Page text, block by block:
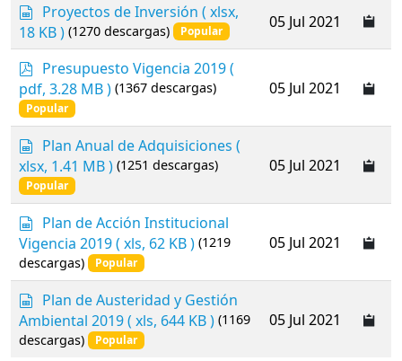
p
r
e
a
d
s
e
e
t
Proyectos de Inversión ( xlsx,
18 KB ) (1270 descargas) Popular 05 Jul 2021
p
d
f
Presupuesto Vigencia 2019(
pdf, 3.28 MB ) (1367 descargas)
Popular
05 Jul 2021
p
r
e
a
d
s
h
e
e
t
Plan Anual de Adquisiciones (
xlsx, 1.41 MB ) (1251 descargas)
Popular
05 Jul 2021
p
r
e
a
d
s
h
Plan de Acción Institucional
Vigencia 2019( xls, 62 KB ) (1219
descargas)
Popular
05 Jul 2021
p
r
e
Plan de Austeridad y Gestión
Ambiental 2019( xls, 644 KB ) (1169
descargas)
Popular
05 Jul 2021